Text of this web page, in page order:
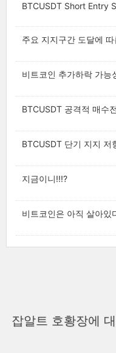
BTCUSDT Short Entry
주요 지지구간 도달에
비트코인 추가하락 가능
BTCUSDT 공격적 매수
BTCUSDT 단기 지지 저
지금이니!!!?
비트코인은 아직 살아있
잡알트 호황장에